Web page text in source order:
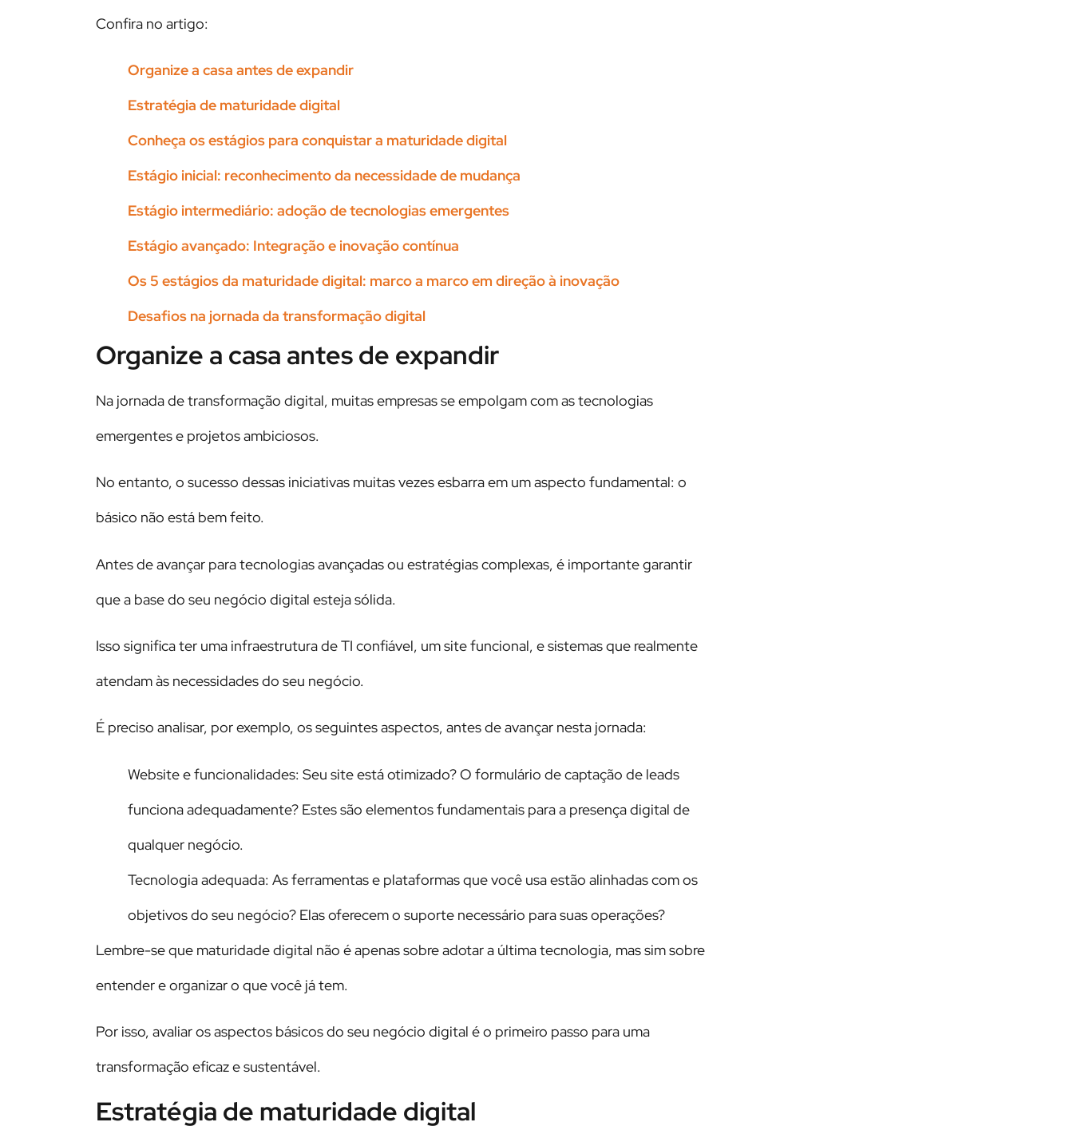
Confira no artigo:
Organize a casa antes de expandir
Estratégia de maturidade digital
Conheça os estágios para conquistar a maturidade digital
Estágio inicial: reconhecimento da necessidade de mudança
Estágio intermediário: adoção de tecnologias emergentes
Estágio avançado: Integração e inovação contínua
Os 5 estágios da maturidade digital: marco a marco em direção à inovação
Desafios na jornada da transformação digital
Organize a casa antes de expandir
Na jornada de transformação digital, muitas empresas se empolgam com as tecnologias
emergentes e projetos ambiciosos.
No entanto, o sucesso dessas iniciativas muitas vezes esbarra em um aspecto fundamental: o
básico não está bem feito.
Antes de avançar para tecnologias avançadas ou estratégias complexas, é importante garantir
que a base do seu negócio digital esteja sólida.
Isso significa ter uma infraestrutura de TI confiável, um site funcional, e sistemas que realmente
atendam às necessidades do seu negócio.
É preciso analisar, por exemplo, os seguintes aspectos, antes de avançar nesta jornada:
Website e funcionalidades: Seu site está otimizado? O formulário de captação de leads
funciona adequadamente? Estes são elementos fundamentais para a presença digital de
qualquer negócio.
Tecnologia adequada: As ferramentas e plataformas que você usa estão alinhadas com os
objetivos do seu negócio? Elas oferecem o suporte necessário para suas operações?
Lembre-se que maturidade digital não é apenas sobre adotar a última tecnologia, mas sim sobre
entender e organizar o que você já tem.
Por isso, avaliar os aspectos básicos do seu negócio digital é o primeiro passo para uma
transformação eficaz e sustentável.
Estratégia de maturidade digital